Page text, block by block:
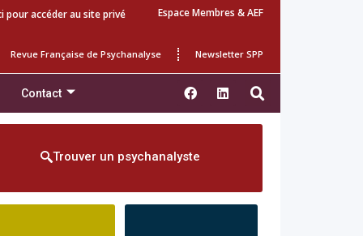
pour accéder au site privé Espace Membres & AEF
Revue Française de Psychanalyse Newsletter SPP
Contact
Trouver un psychanalyste